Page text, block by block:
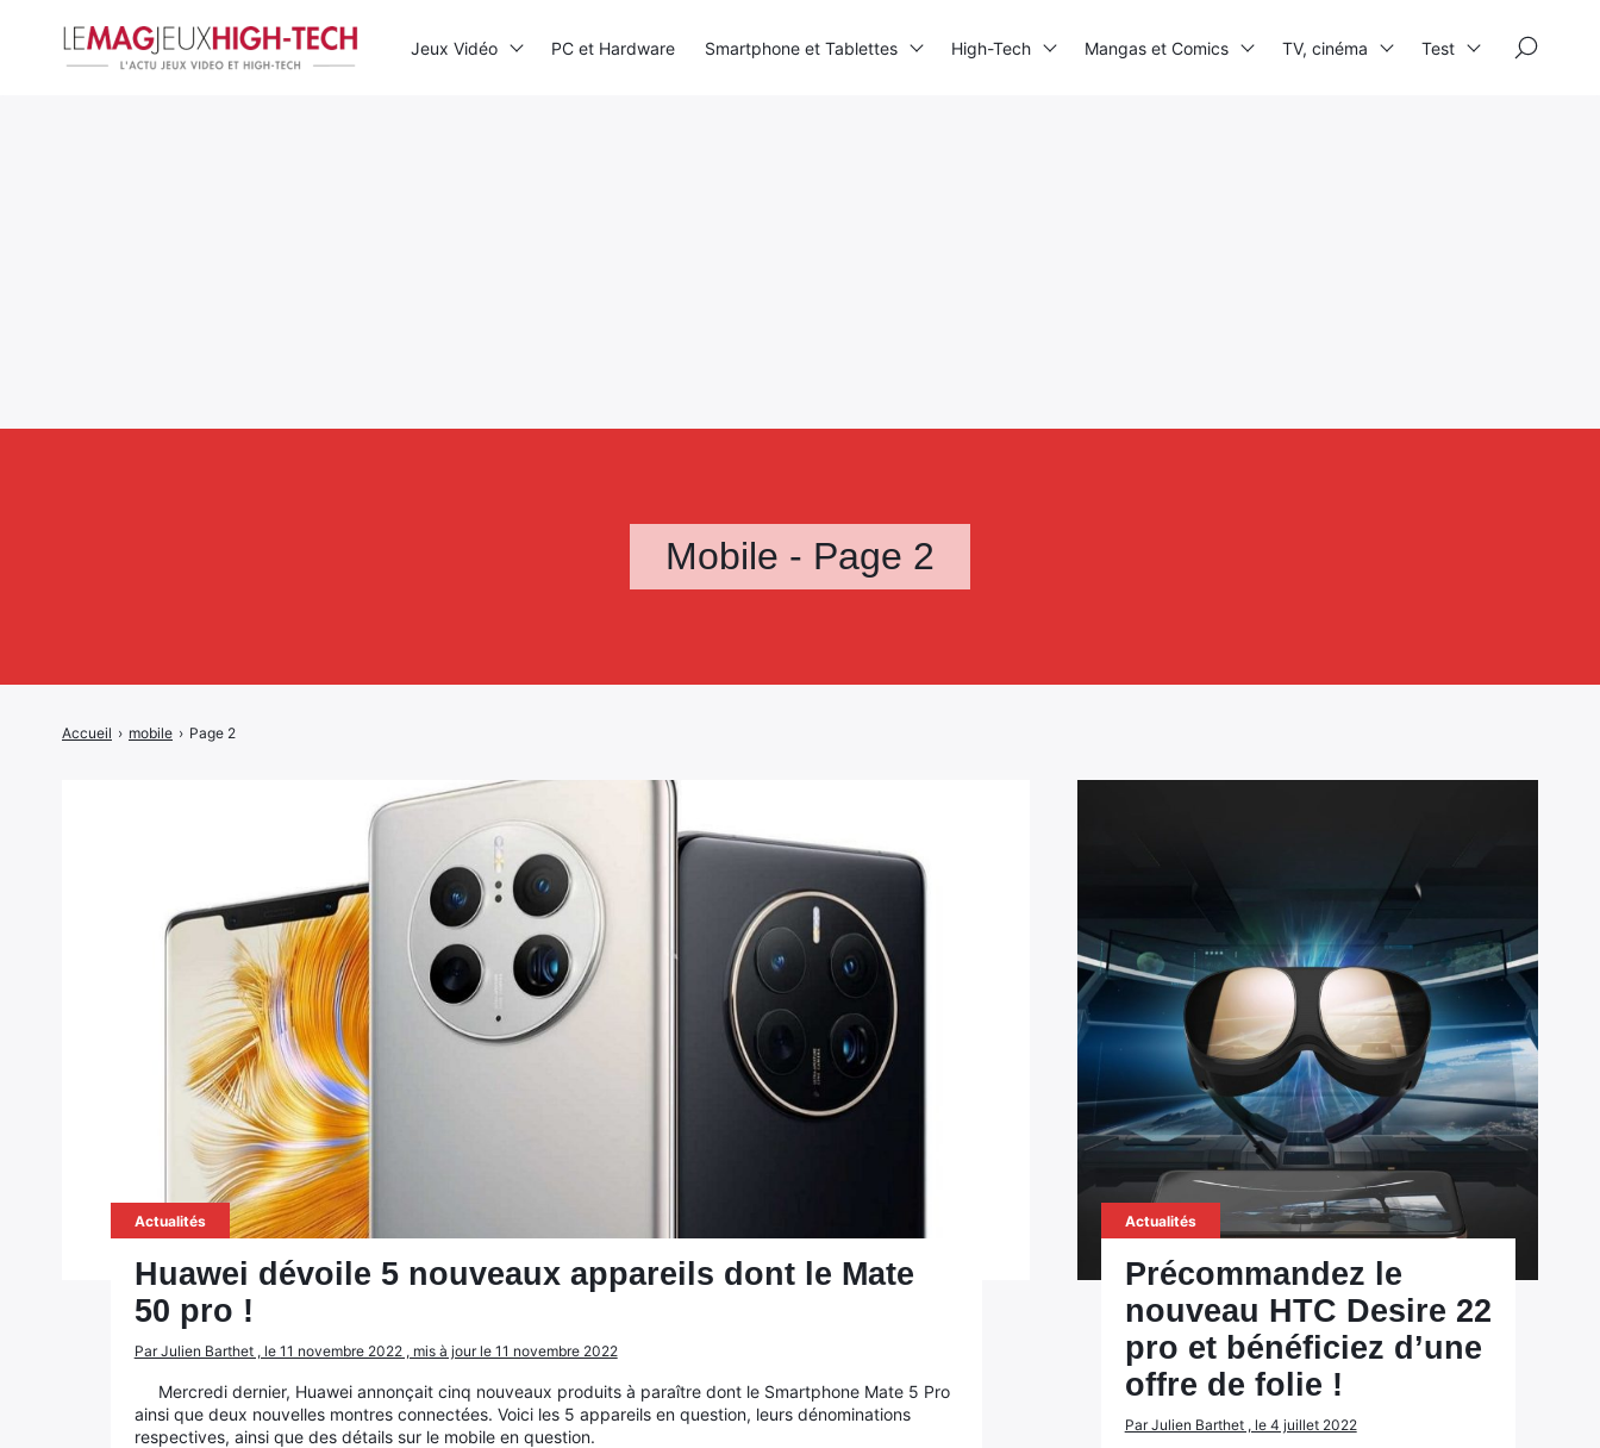
Mobile - Page 2
Accueil › mobile › Page 2
Actualités
Huawei dévoile 5 nouveaux appareils dont le Mate
50 pro !
Par Julien Barthet , le 11 novembre 2022 , mis à jour le 11 novembre 2022
Mercredi dernier, Huawei annonçait cinq nouveaux produits à paraître dont le Smartphone Mate 5 Pro
ainsi que deux nouvelles montres connectées. Voici les 5 appareils en question, leurs dénominations
respectives, ainsi que des détails sur le mobile en question.
Actualités
Précommandez le
nouveau HTC Desire 22
pro et bénéficiez d’une
offre de folie !
Par Julien Barthet , le 4 juillet 2022
Jeux Vidéo PC et Hardware Smartphone et Tablettes High-Tech Mangas et Comics TV, cinéma Test